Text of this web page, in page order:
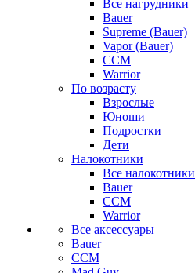
Все нагрудники
Bauer
Supreme (Bauer)
Vapor (Bauer)
CCM
Warrior
По возрасту
Взрослые
Юноши
Подростки
Дети
Налокотники
Все налокотники
Bauer
CCM
Warrior
Все аксессуары
Bauer
CCM